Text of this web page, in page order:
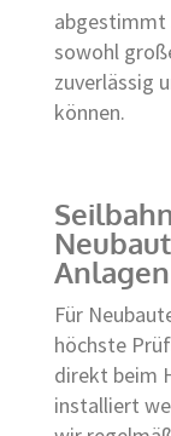
abgestimmt
sowohl
zuverlässig
können.
Anlagen
Für
höchste
direkt beim
installiert